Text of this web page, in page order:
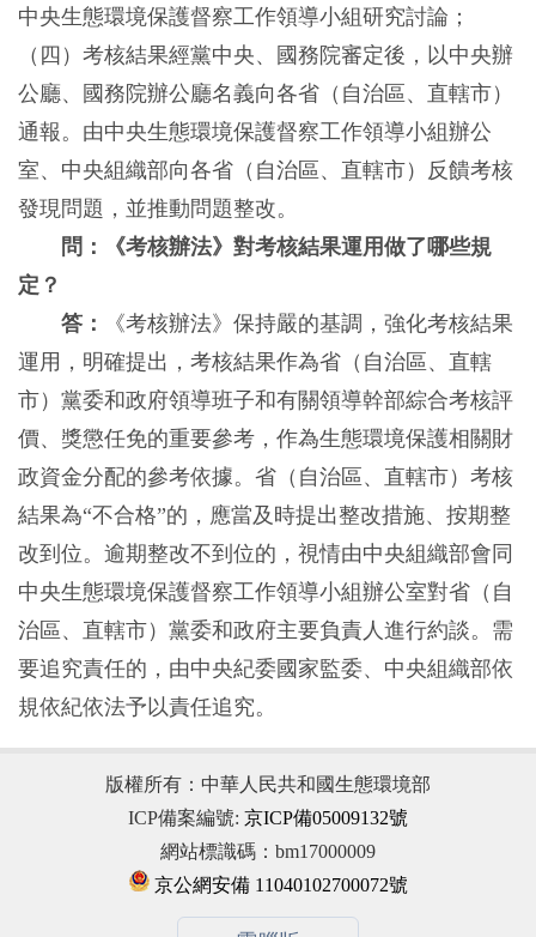
中央生態環境保護督察工作領導小組研究討論；
（四）考核結果經黨中央、國務院審定後，以中央辦
公廳、國務院辦公廳名義向各省（自治區、直轄市）
通報。由中央生態環境保護督察工作領導小組辦公
室、中央組織部向各省（自治區、直轄市）反饋考核
發現問題，並推動問題整改。
問：《考核辦法》對考核結果運用做了哪些規
定？
答：
《考核辦法》保持嚴的基調，強化考核結果
運用，明確提出，考核結果作為省（自治區、直轄
市）黨委和政府領導班子和有關領導幹部綜合考核評
價、獎懲任免的重要參考，作為生態環境保護相關財
政資金分配的參考依據。省（自治區、直轄市）考核
結果為“不合格”的，應當及時提出整改措施、按期整
改到位。逾期整改不到位的，視情由中央組織部會同
中央生態環境保護督察工作領導小組辦公室對省（自
治區、直轄市）黨委和政府主要負責人進行約談。需
要追究責任的，由中央紀委國家監委、中央組織部依
規依紀依法予以責任追究。
版權所有：中華人民共和國生態環境部
ICP備案編號: 京ICP備05009132號
網站標識碼：bm17000009
京公網安備 11040102700072號